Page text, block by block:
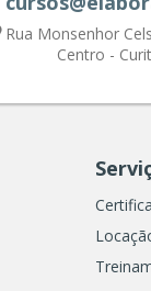
Rua Monsenhor
Centro -